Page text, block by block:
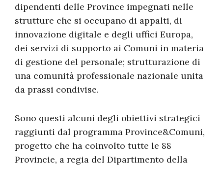
dipendenti delle Province impegnati nelle
strutture che si occupano di appalti, di
innovazione digitale e degli uffici Europa,
dei servizi di supporto ai Comuni in materia
di gestione del personale; strutturazione di
una comunità professionale nazionale unita
da prassi condivise.
Sono questi alcuni degli obiettivi strategici
raggiunti dal programma Province&Comuni,
progetto che ha coinvolto tutte le 88
Provincie, a regia del Dipartimento della